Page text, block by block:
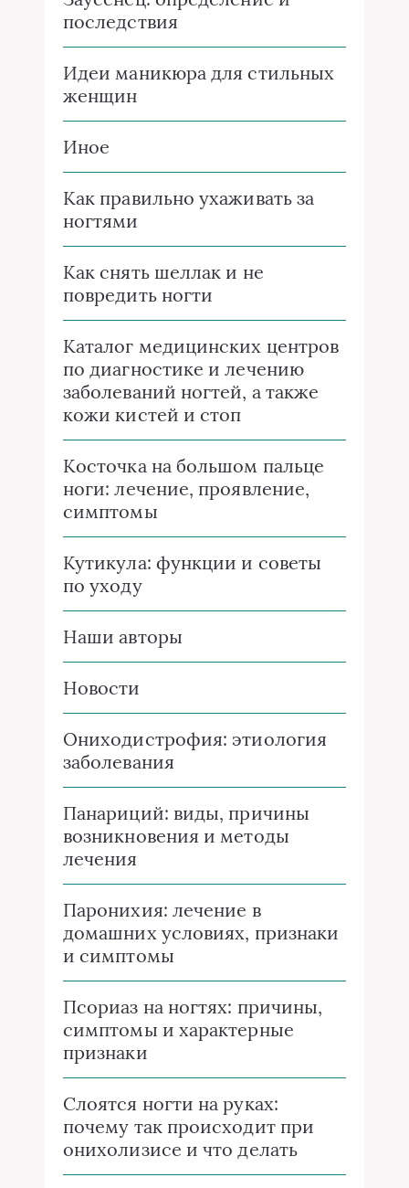
последствия
Идеи маникюра для стильных
женщин
Иное
Как правильно ухаживать за
ногтями
Как снять шеллак и не
повредить ногти
Каталог медицинских центров
по диагностике и лечению
заболеваний ногтей, а также
кожи кистей и стоп
Косточка на большом пальце
ноги: лечение, проявление,
симптомы
Кутикула: функции и советы
по уходу
Наши авторы
Новости
Ониходистрофия: этиология
заболевания
Панариций: виды, причины
возникновения и методы
лечения
Паронихия: лечение в
домашних условиях, признаки
и симптомы
Псориаз на ногтях: причины,
симптомы и характерные
признаки
Слоятся ногти на руках:
почему так происходит при
онихолизисе и что делать